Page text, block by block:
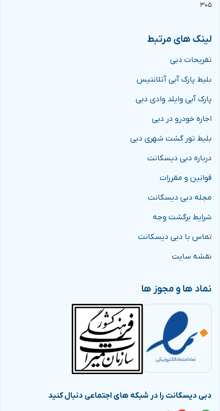
۳۰۵
لینک های مرتبط
تفریحات دبی
بلیط پارک آبی آتلانتیس
پارک آبی وایلد وادی دبی
اجاره خودرو در دبی
بلیط تور گشت شهری دبی
درباره دبی دیسکانت
قوانین و مقررات
مجله دبی دیسکانت
شرایط برگشت وجه
تماس با دبی دیسکانت
نقشه سایت
نماد ها و مجوز ها
دبی دیسکانت را در شبکه های اجتماعی دنبال کنید